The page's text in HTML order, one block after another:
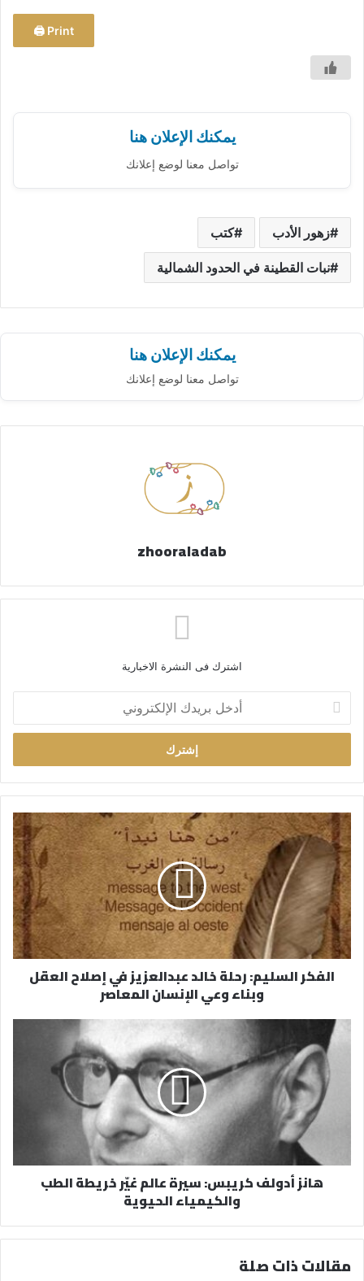
Print 🖨
يمكنك الإعلان هنا
تواصل معنا لوضع إعلانك
زهور الأدب كتب
نبات القطينة في الحدود الشمالية
يمكنك الإعلان هنا
تواصل معنا لوضع إعلانك
zhooraladab
اشترك فى النشرة الاخبارية
خ
ب
ر
د
ك
ا
ل
ك
ت
ر
الفكر السليم: رحلة خالد عبدالعزيز في إصلاح العقل
وبناء وعي الإنسان المعاصر
هانز أدولف كريبس: سيرة عالم غيّر خريطة الطب
والكيمياء الحيوية
مقالات ذات صلة